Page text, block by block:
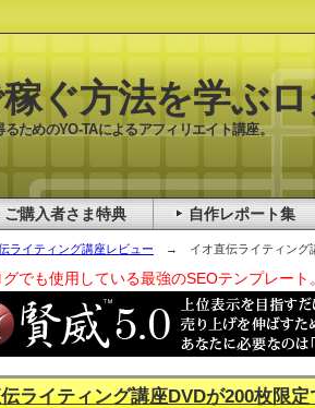
ライティング講座レビュー → イオ直伝ライティング
グでも使用している最強のSEOテンプレート
ライティング講座DVDが200枚限
ぐ方法を学ぶ
ためのYO-TAによるアフィリエイト講座。
ご購入者さま特典 自作レポート集